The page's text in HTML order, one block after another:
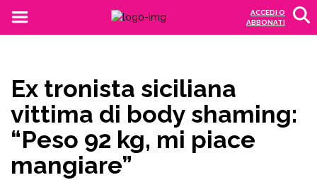
ACCEDI O
ABBONATI
Ex tronista siciliana
vittima di body shaming:
“Peso 92 kg, mi piace
mangiare”